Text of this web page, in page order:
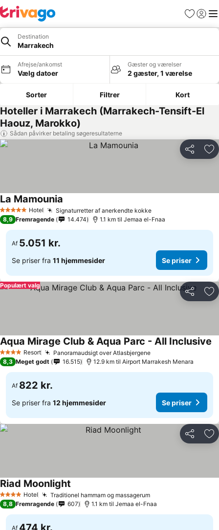
Favoritter
Log ind
Destination
Marrakech
Afrejse/ankomst
Vælg datoer
Gæster og værelser
2 gæster, 1 værelse
Sorter Filtrer Kort
Hoteller i Marrakech (Marrakech-Tensift-El
Haouz, Marokko)
Sådan påvirker betaling søgeresultaterne
Del
5 Stjerner Hotel Signaturretter af anerkendte kokke
La Mamounia
8,9 Fremragende 14.474 1.1 km til Jemaa el-Fnaa
Af 5.051 kr.
Se priser fra 11 hjemmesider Se priser
Del
Populært valg
4 StjernerResort Panoramaudsigt over Atlasbjergene
Aqua Mirage Club & Aqua Parc - All Inclusive
8,3 Meget godt 16.515 12.9 km til Airport Marrakesh Menara
Af 822 kr.
Se priser fra 12 hjemmesider Se priser
Del
4 StjernerHotel Traditionel hammam og massagerum
Riad Moonlight
8,8 Fremragende 607 1.1 km til Jemaa el-Fnaa
Af 474 kr.